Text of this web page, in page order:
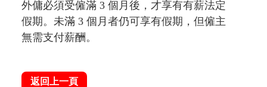
外傭必須受僱滿 3 個月後，才享有有薪法定
假期。未滿 3 個月者仍可享有假期，但僱主
無需支付薪酬。
返回上一頁